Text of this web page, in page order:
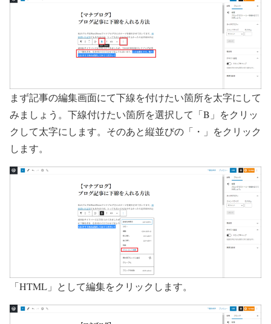
まず記事の編集画面にて下線を付けたい箇所を太字にして
みましょう。下線付けたい箇所を選択して「B」をクリッ
クして太字にします。そのあと縦並びの「・」をクリック
します。
「HTML」として編集をクリックします。